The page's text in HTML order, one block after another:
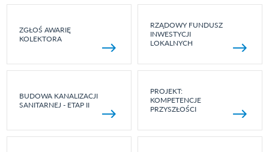
ZGŁOŚ AWARIĘ
KOLEKTORA
RZĄDOWY FUNDUSZ
INWESTYCJI
LOKALNYCH
BUDOWA KANALIZACJI
SANITARNEJ - ETAP II
PROJEKT:
KOMPETENCJE
PRZYSZŁOŚCI